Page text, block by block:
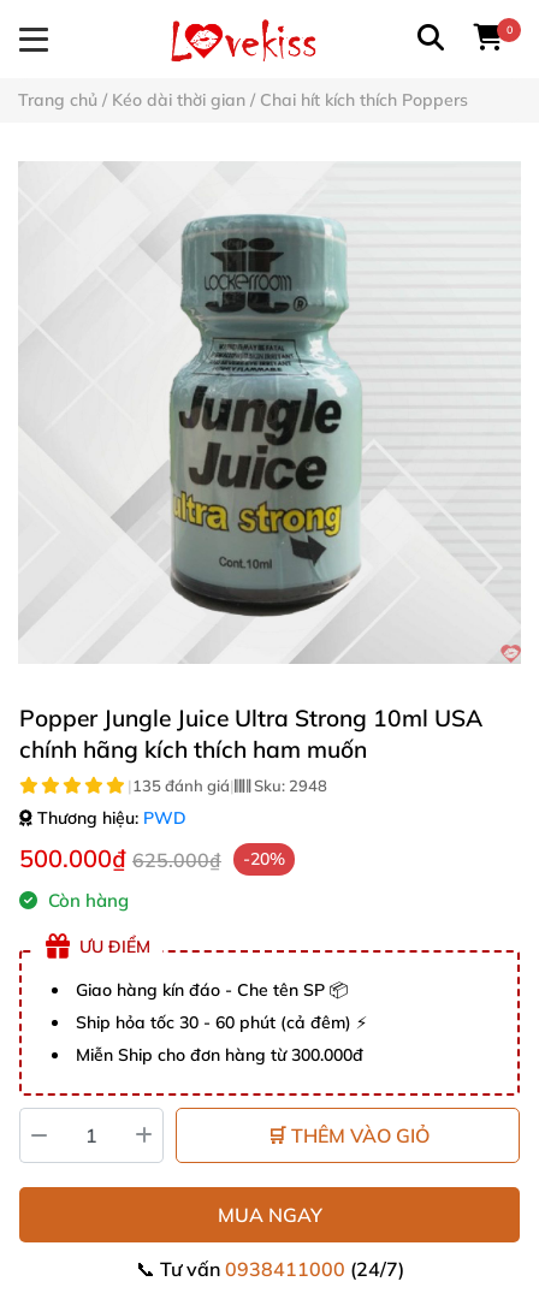
0
Trang chủ / Kéo dài thời gian / Chai hít kích thích Poppers
Popper Jungle Juice Ultra Strong 10ml USA
chính hãng kích thích ham muốn
|135 đánh giá| Sku: 2948
Thương hiệu: PWD
500.000₫ 625.000₫ -20%
Còn hàng
ƯU ĐIỂM
Giao hàng kín đáo - Che tên SP 📦
Ship hỏa tốc 30 - 60 phút (cả đêm) ⚡
Miễn Ship cho đơn hàng từ 300.000đ
🛒 THÊM VÀO GIỎ
MUA NGAY
📞 Tư vấn 0938411000 (24/7)